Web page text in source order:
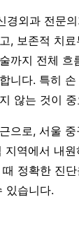
경외과 전문
, 보존적 치
까지 전체 흐
니다. 특히
않는 것이
으로, 서울 중
지역에서 내
정확한 진
있습니다.